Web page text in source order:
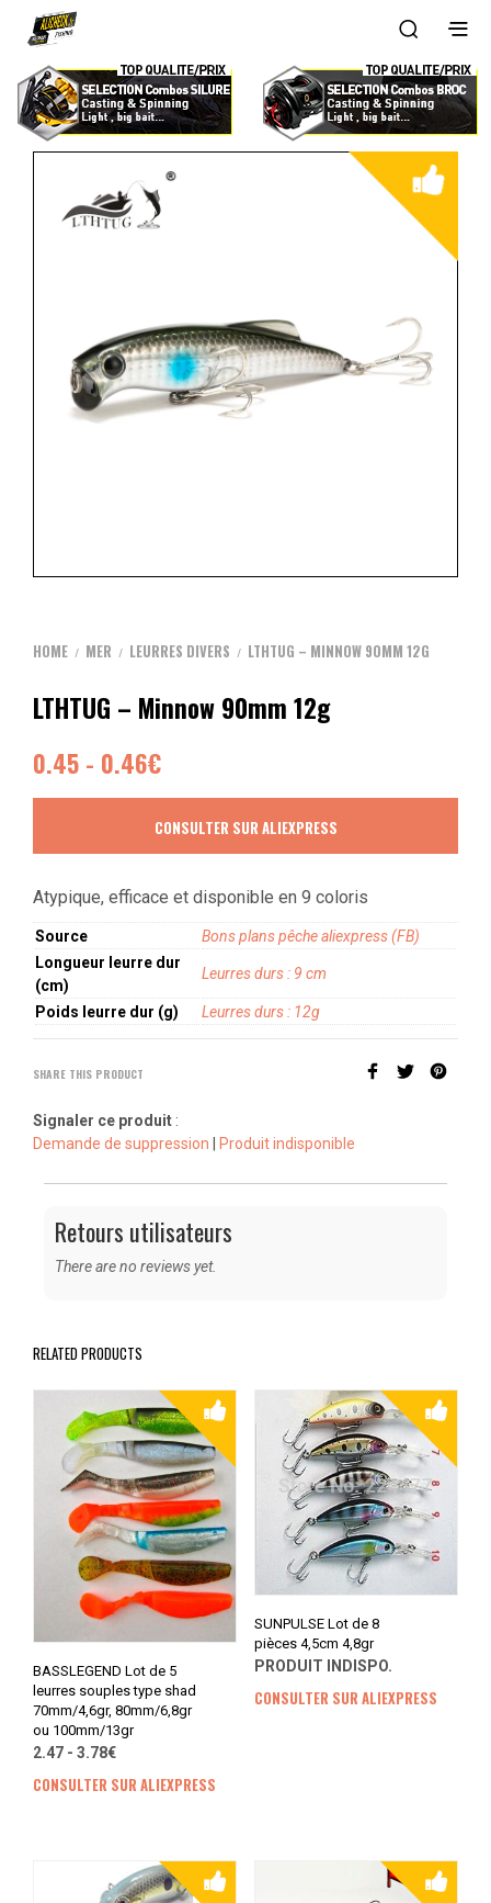
HOME / MER / LEURRES DIVERS / LTHTUG – MINNOW 90MM 12G
LTHTUG – Minnow 90mm 12g
0.45 - 0.46€
CONSULTER SUR ALIEXPRESS
Atypique, efficace et disponible en 9 coloris
Source
Bons plans pêche aliexpress (FB)
Longueur leurre dur
(cm)
Leurres durs : 9 cm
Poids leurre dur (g) Leurres durs : 12g
SHARE THIS PRODUCT
Signaler ce produit :
Demande de suppression
Produit indisponible
Retours utilisateurs
There are no reviews yet.
RELATED PRODUCTS
BASSLEGEND Lot de 5
leurres souples type shad
70mm/4,6gr, 80mm/6,8gr
ou 100mm/13gr
2.47 - 3.78€
CONSULTER SUR ALIEXPRESS
SUNPULSE Lot de 8
pièces 4,5cm 4,8gr
PRODUIT INDISPO.
CONSULTER SUR ALIEXPRESS